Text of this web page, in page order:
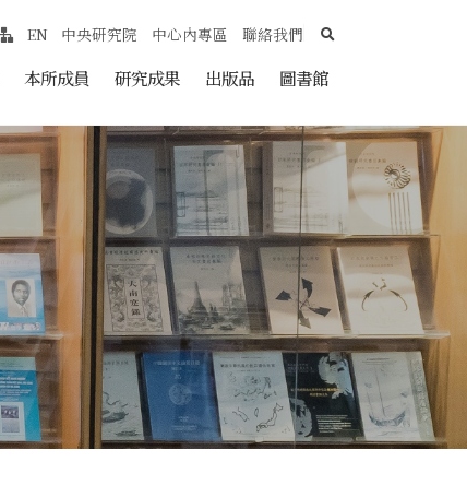
本所成員 研究成果 出版品 圖書館
網站導覽
EN 中央研究院 中心內專區 聯絡我們 search